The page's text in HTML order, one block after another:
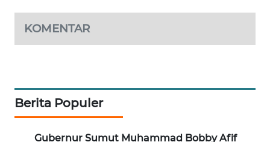
KOMENTAR
Berita Populer
Gubernur Sumut Muhammad Bobby Afif
ENERGI
NEWS